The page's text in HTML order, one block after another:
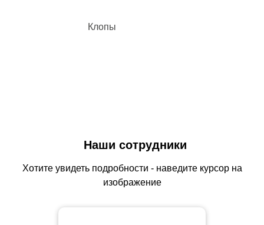
Клопы
Наши сотрудники
Хотите увидеть подробности - наведите курсор на
изображение